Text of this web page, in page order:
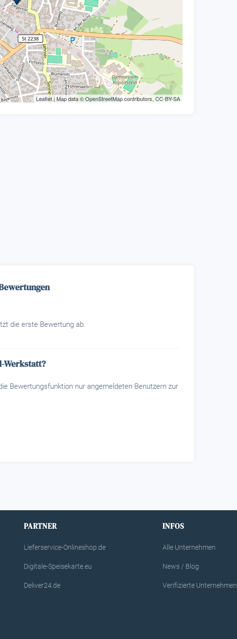
Leaflet| Map data ©OpenStreetMapcontributors, CC-BY-SA
die erste Bewertung ab.
Werkstatt?
Bewertungsfunktion nur angemeldeten Benutzern zur
PARTNER
Lieferservice-Onlineshop.de
Digitale-Speisekarte.eu
Deliver24.de
INFOS
Alle Unternehmen
News / Blog
Verifizierte Unternehmen